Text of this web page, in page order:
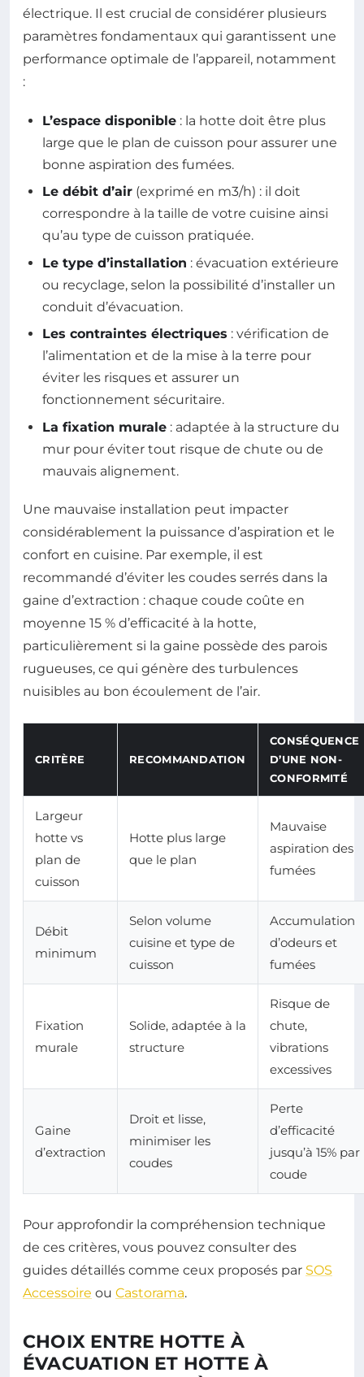
électrique. Il est crucial de considérer plusieurs
paramètres fondamentaux qui garantissent une
performance optimale de l’appareil, notamment
:
L’espace disponible : la hotte doit être plus
large que le plan de cuisson pour assurer une
bonne aspiration des fumées.
Le débit d’air (exprimé en m3/h) : il doit
correspondre à la taille de votre cuisine ainsi
qu’au type de cuisson pratiquée.
Le type d’installation : évacuation extérieure
ou recyclage, selon la possibilité d’installer un
conduit d’évacuation.
Les contraintes électriques : vérification de
l’alimentation et de la mise à la terre pour
éviter les risques et assurer un
fonctionnement sécuritaire.
La fixation murale : adaptée à la structure du
mur pour éviter tout risque de chute ou de
mauvais alignement.
Une mauvaise installation peut impacter
considérablement la puissance d’aspiration et le
confort en cuisine. Par exemple, il est
recommandé d’éviter les coudes serrés dans la
gaine d’extraction : chaque coude coûte en
moyenne 15 % d’efficacité à la hotte,
particulièrement si la gaine possède des parois
rugueuses, ce qui génère des turbulences
nuisibles au bon écoulement de l’air.
CRITÈRE RECOMMANDATION
CONSÉQUENCE
D’UNE NON-
CONFORMITÉ
Largeur
hotte vs
plan de
cuisson
Hotte plus large
que le plan
Mauvaise
aspiration des
fumées
Débit
minimum
Selon volume
cuisine et type de
cuisson
Accumulation
d’odeurs et
fumées
Fixation
murale
Solide, adaptée à la
structure
Risque de
chute,
vibrations
excessives
Gaine
d’extraction
Droit et lisse,
minimiser les
coudes
Perte
d’efficacité
jusqu’à 15% par
coude
Pour approfondir la compréhension technique
de ces critères, vous pouvez consulter des
guides détaillés comme ceux proposés par SOS
Accessoire ou Castorama.
CHOIX ENTRE HOTTE À
ÉVACUATION ET HOTTE À